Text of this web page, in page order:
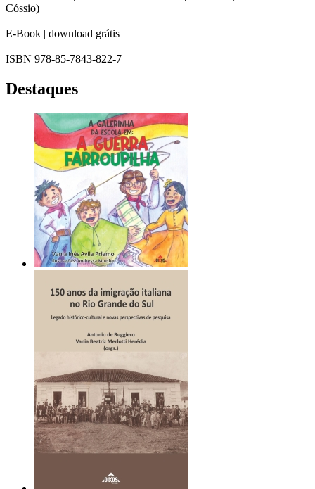
Cóssio)
E-Book | download grátis
ISBN 978-85-7843-822-7
Destaques